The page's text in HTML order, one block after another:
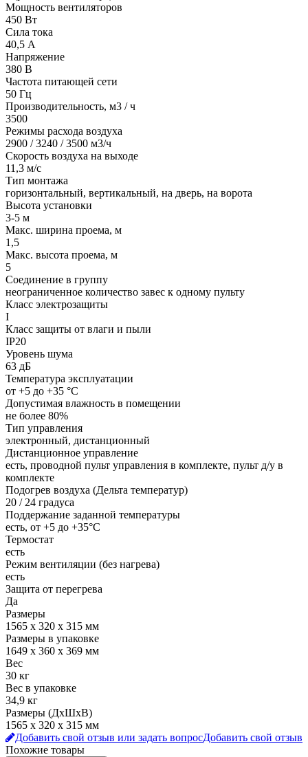
Мощность вентиляторов
450 Вт
Сила тока
40,5 А
Напряжение
380 В
Частота питающей сети
50 Гц
Производительность, м3 / ч
3500
Режимы расхода воздуха
2900 / 3240 / 3500 м3/ч
Скорость воздуха на выходе
11,3 м/с
Тип монтажа
горизонтальный, вертикальный, на дверь, на ворота
Высота установки
3-5 м
Макс. ширина проема, м
1,5
Макс. высота проема, м
5
Соединение в группу
неограниченное количество завес к одному пульту
Класс электрозащиты
I
Класс защиты от влаги и пыли
IP20
Уровень шума
63 дБ
Температура эксплуатации
от +5 до +35 °С
Допустимая влажность в помещении
не более 80%
Тип управления
электронный, дистанционный
Дистанционное управление
есть, проводной пульт управления в комплекте, пульт д/у в
комплекте
Подогрев воздуха (Дельта температур)
20 / 24 градуса
Поддержание заданной температуры
есть, от +5 до +35°С
Термостат
есть
Режим вентиляции (без нагрева)
есть
Защита от перегрева
Да
Размеры
1565 х 320 х 315 мм
Размеры в упаковке
1649 х 360 х 369 мм
Вес
30 кг
Вес в упаковке
34,9 кг
Размеры (ДхШхВ)
1565 х 320 х 315 мм
Добавить свой отзыв или задать вопросДобавить свой отзыв
Похожие товары